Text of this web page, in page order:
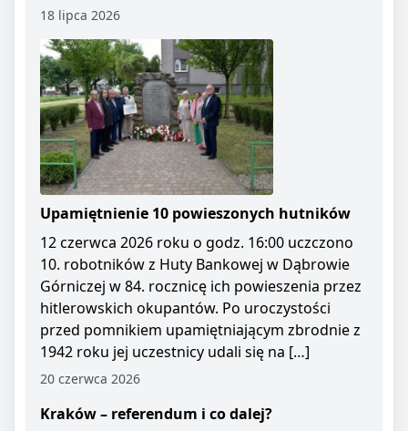
18 lipca 2026
Upamiętnienie 10 powieszonych hutników
12 czerwca 2026 roku o godz. 16:00 uczczono
10. robotników z Huty Bankowej w Dąbrowie
Górniczej w 84. rocznicę ich powieszenia przez
hitlerowskich okupantów. Po uroczystości
przed pomnikiem upamiętniającym zbrodnie z
1942 roku jej uczestnicy udali się na […]
20 czerwca 2026
Kraków – referendum i co dalej?